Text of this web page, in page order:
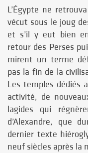
L’Égypte ne
vécut sous le joug
et s’il y eut bien
retour des Perses
mirent un terme
pas la fin de la
Les temples dédiés
activité, de
lagides qui
d’Alexandre, que
dernier texte
neuf siècles après la